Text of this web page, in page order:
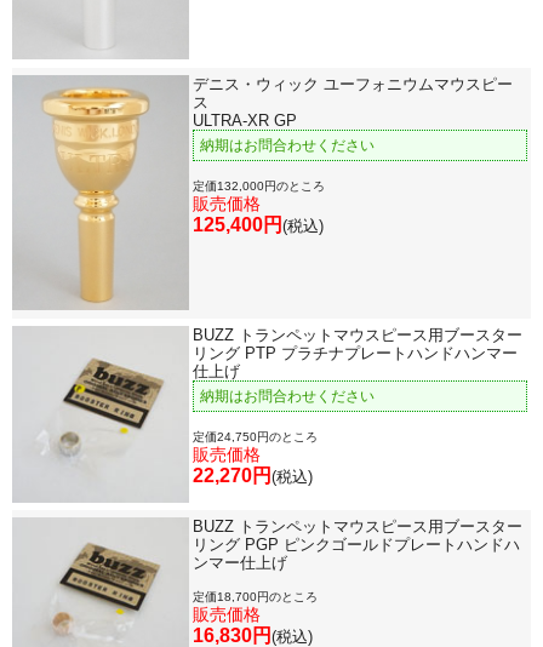
デニス・ウィック ユーフォニウムマウスピー
ス
ULTRA-XR GP
納期はお問合わせください
定価132,000円のところ
販売価格
125,400円 (税込)
BUZZ トランペットマウスピース用ブースター
リング PTP プラチナプレートハンドハンマー
仕上げ
納期はお問合わせください
定価24,750円のところ
販売価格
22,270円 (税込)
BUZZ トランペットマウスピース用ブースター
リング PGP ピンクゴールドプレートハンドハ
ンマー仕上げ
定価18,700円のところ
販売価格
16,830円 (税込)